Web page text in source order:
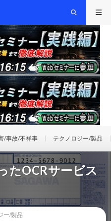
/事故/不祥事 テクノロジー/製品
たOCRサービス
ー/製品